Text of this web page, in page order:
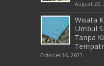
August 23,
Wisata
Umbul
Tanpa
October 16, 2023